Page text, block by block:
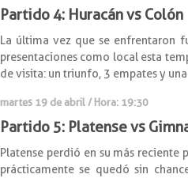
Partido 4: Huracán vs Colón
La última vez que se enfrentaron
presentaciones como local esta
de visita: un triunfo, 3 empates y
martes 19 de abril / Hora: 19:30
Partido 5: Platense vs
Platense perdió en su más
prácticamente se quedó sin